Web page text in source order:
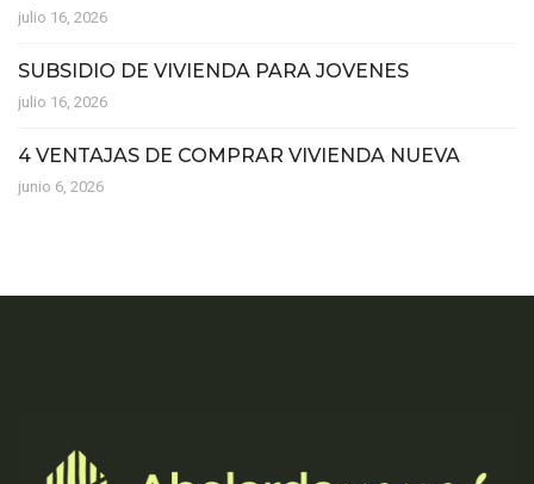
julio 16, 2026
SUBSIDIO DE VIVIENDA PARA JOVENES
julio 16, 2026
4 VENTAJAS DE COMPRAR VIVIENDA NUEVA
junio 6, 2026